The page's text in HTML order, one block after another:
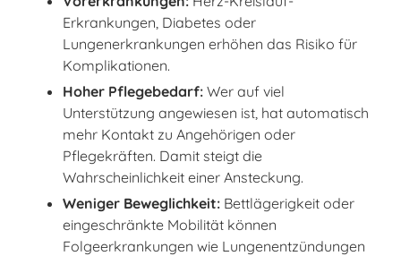
Erkrankungen, Diabetes oder
Lungenerkrankungen erhöhen das Risiko für
Komplikationen.
Hoher Pflegebedarf: Wer auf viel
Unterstützung angewiesen ist, hat automatisch
mehr Kontakt zu Angehörigen oder
Pflegekräften. Damit steigt die
Wahrscheinlichkeit einer Ansteckung.
Weniger Beweglichkeit: Bettlägerigkeit oder
eingeschränkte Mobilität können
Folgeerkrankungen wie Lungenentzündungen